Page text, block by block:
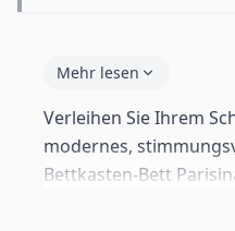
Mehr lesen
Verleihen Sie Ihrem
modernes,
Bettkasten-Bett